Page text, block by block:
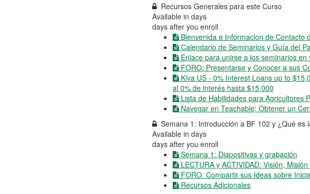
Recursos Generales para este Curso
Available in days
days after you enroll
Bienvenida e Informacion de Contacto
Calendario de Seminarios y Guía del
Enlace para unirse a los seminarios en
FORO: Presentarse y Conocer a sus
Kiva US - 0% Interest Loans up to
al 0% de interés hasta $15,000
Lista de Habilidades para Agricultores
Navegar en Teachable; Obtener un
Semana 1: Introducción a BF 102 y ¿Qué es
Available in days
days after you enroll
Semana 1: Diapositivas y grabación
LECTURA y ACTIVIDAD: Visión,
FORO: Compartir sus Ideas sobre
Recursos Adicionales